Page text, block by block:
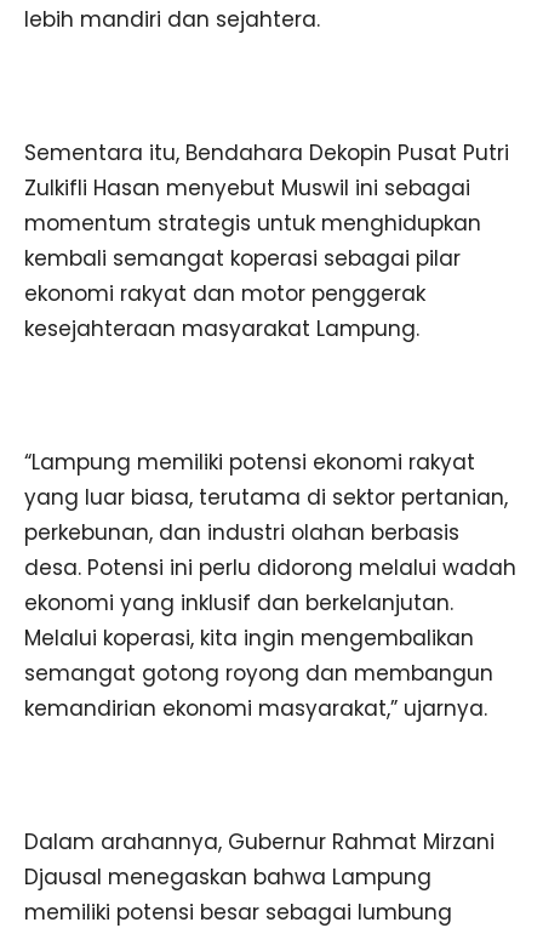
lebih mandiri dan sejahtera.
Sementara itu, Bendahara Dekopin Pusat Putri
Zulkifli Hasan menyebut Muswil ini sebagai
momentum strategis untuk menghidupkan
kembali semangat koperasi sebagai pilar
ekonomi rakyat dan motor penggerak
kesejahteraan masyarakat Lampung.
“Lampung memiliki potensi ekonomi rakyat
yang luar biasa, terutama di sektor pertanian,
perkebunan, dan industri olahan berbasis
desa. Potensi ini perlu didorong melalui wadah
ekonomi yang inklusif dan berkelanjutan.
Melalui koperasi, kita ingin mengembalikan
semangat gotong royong dan membangun
kemandirian ekonomi masyarakat,” ujarnya.
Dalam arahannya, Gubernur Rahmat Mirzani
Djausal menegaskan bahwa Lampung
memiliki potensi besar sebagai lumbung